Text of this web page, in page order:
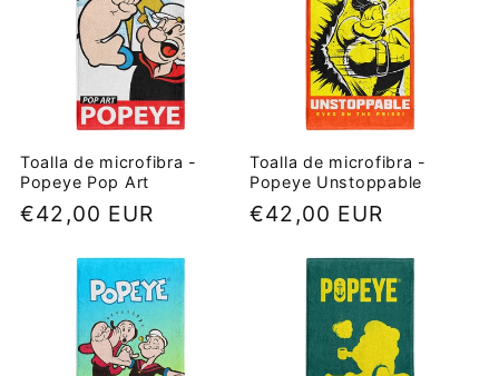
Toalla de microfibra -
Popeye Pop Art
Precio
€42,00 EUR
Toalla de microfibra -
Popeye Unstoppable
Precio
€42,00 EUR